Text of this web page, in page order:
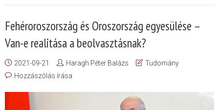
Fehéroroszország és Oroszország egyesülése –
Van-e realitása a beolvasztásnak?
2021-09-21 Haragh Péter Balázs
Tudomány
Hozzászólás írása